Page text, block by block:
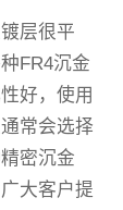
层很平
FR4沉金
好，使用
常会选择
密沉金
大客户提